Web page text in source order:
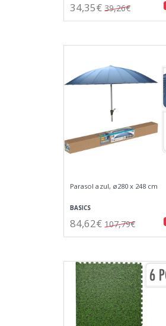
34,35€ 39,26€
Parasol azul, ø280 x 248 cm
BASICS
84,62€ 107,79€